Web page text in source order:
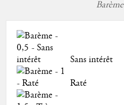
Barème
Sans intérêt
Raté